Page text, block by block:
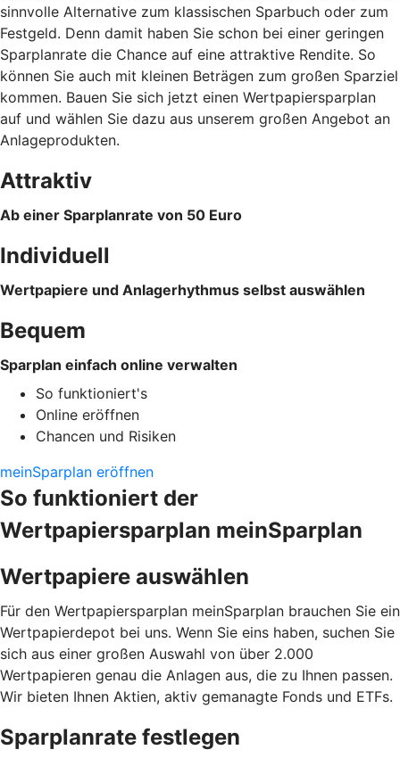
sinnvolle Alternative zum klassischen Sparbuch oder zum
Festgeld. Denn damit haben Sie schon bei einer geringen
Sparplanrate die Chance auf eine attraktive Rendite. So
können Sie auch mit kleinen Beträgen zum großen Sparziel
kommen. Bauen Sie sich jetzt einen Wertpapiersparplan
auf und wählen Sie dazu aus unserem großen Angebot an
Anlageprodukten.
Attraktiv
Ab einer Sparplanrate von 50 Euro
Individuell
Wertpapiere und Anlagerhythmus selbst auswählen
Bequem
Sparplan einfach online verwalten
So funktioniert's
Online eröffnen
Chancen und Risiken
meinSparplan eröffnen
So funktioniert der
Wertpapiersparplan meinSparplan
Wertpapiere auswählen
Für den Wertpapiersparplan meinSparplan brauchen Sie ein
Wertpapierdepot bei uns. Wenn Sie eins haben, suchen Sie
sich aus einer großen Auswahl von über 2.000
Wertpapieren genau die Anlagen aus, die zu Ihnen passen.
Wir bieten Ihnen Aktien, aktiv gemanagte Fonds und ETFs.
Sparplanrate festlegen